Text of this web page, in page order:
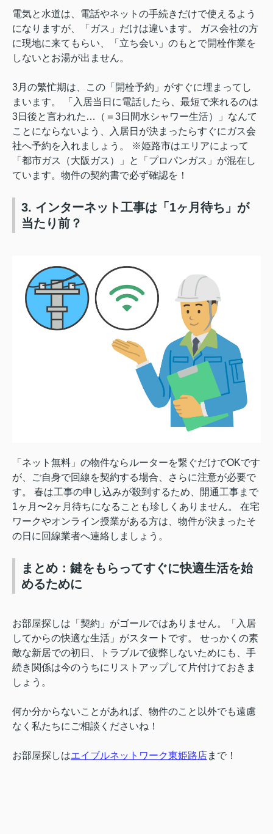
電気と水道は、電話やネットの手続きだけで使えるよう
になりますが、「ガス」だけは違います。 ガス会社の方
に現地に来てもらい、「立ち会い」のもとで開栓作業を
しないとお湯が出ません。
3月の繁忙期は、この「開栓予約」がすぐに埋まってし
まいます。 「入居当日に電話したら、最短で来れるのは
3日後と言われた…（＝3日間水シャワー生活）」なんて
ことにならないよう、入居日が決まったらすぐにガス会
社へ予約を入れましょう。 ※姫路市はエリアによって
「都市ガス（大阪ガス）」と「プロパンガス」が混在し
ています。物件の契約書で必ず確認を！
3. インターネット工事は「1ヶ月待ち」が
当たり前？
「ネット無料」の物件ならルーターを繋ぐだけでOKです
が、ご自身で回線を契約する場合、さらに注意が必要で
す。 春は工事の申し込みが殺到するため、開通工事まで
1ヶ月〜2ヶ月待ちになることも珍しくありません。 在宅
ワークやオンライン授業がある方は、物件が決まったそ
の日に回線業者へ連絡しましょう。
まとめ：鍵をもらってすぐに快適生活を始
めるために
お部屋探しは「契約」がゴールではありません。「入居
してからの快適な生活」がスタートです。 せっかくの素
敵な新居での初日、トラブルで疲弊しないためにも、手
続き関係は今のうちにリストアップして片付けておきま
しょう。
何か分からないことがあれば、物件のこと以外でも遠慮
なく私たちにご相談くださいね！
お部屋探しはエイブルネットワーク東姫路店まで！